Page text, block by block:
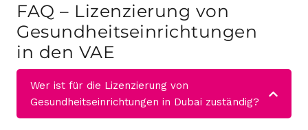
FAQ – Lizenzierung von
Gesundheitseinrichtungen
in den VAE
Wer ist für die Lizenzierung von
Gesundheitseinrichtungen in Dubai zuständig?